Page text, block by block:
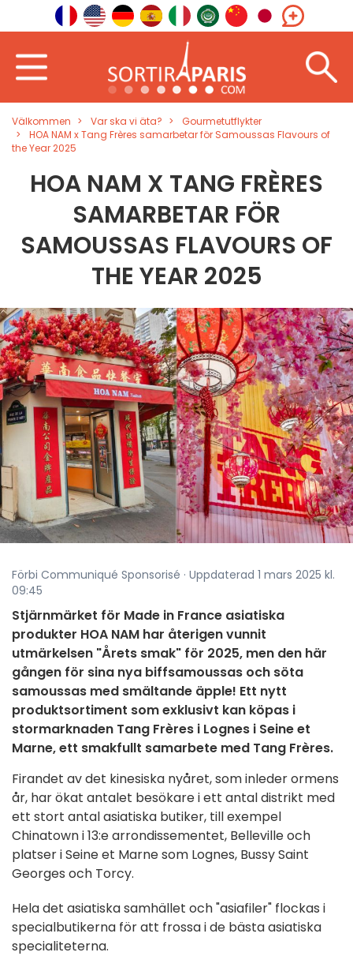
Välkommen Var ska vi äta?
Gourmetutflykter
HOA NAM x Tang Frères samarbetar för Samoussas Flavours of
the Year 2025
HOA NAM X TANG FRÈRES
SAMARBETAR FÖR
SAMOUSSAS FLAVOURS OF
THE YEAR 2025
Förbi Communiqué Sponsorisé · Uppdaterad 1 mars 2025 kl.
09:45
Stjärnmärket för Made in France asiatiska
produkter HOA NAM har återigen vunnit
utmärkelsen "Årets smak" för 2025, men den här
gången för sina nya biffsamoussas och söta
samoussas med smältande äpple! Ett nytt
produktsortiment som exklusivt kan köpas i
stormarknaden Tang Frères i Lognes i Seine et
Marne, ett smakfullt samarbete med Tang Frères.
Firandet av det kinesiska nyåret, som inleder ormens
år, har ökat antalet besökare i ett antal distrikt med
ett stort antal asiatiska butiker, till exempel
Chinatown i 13:e arrondissementet, Belleville och
platser i Seine et Marne som Lognes, Bussy Saint
Georges och Torcy.
Hela det asiatiska samhället och "asiafiler" flockas i
specialbutikerna för att frossa i de bästa asiatiska
specialiteterna.